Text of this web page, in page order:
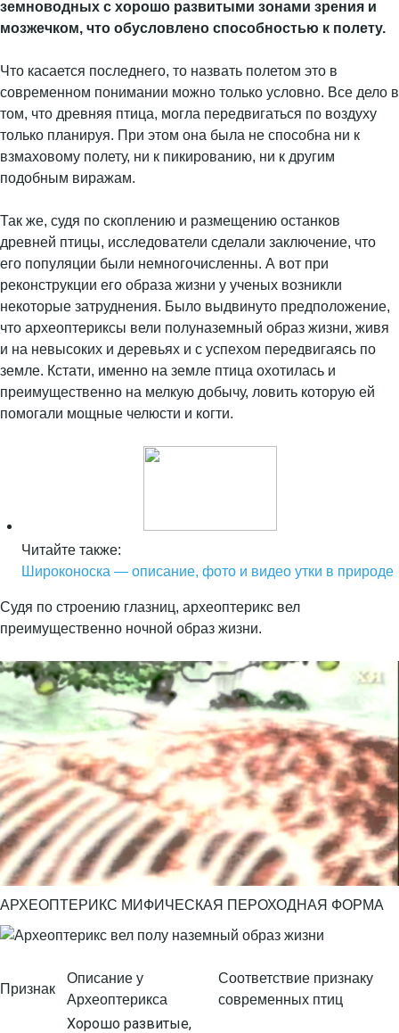
земноводных с хорошо развитыми зонами зрения и
мозжечком, что обусловлено способностью к полету.
Что касается последнего, то назвать полетом это в
современном понимании можно только условно. Все дело в
том, что древняя птица, могла передвигаться по воздуху
только планируя. При этом она была не способна ни к
взмаховому полету, ни к пикированию, ни к другим
подобным виражам.
Так же, судя по скоплению и размещению останков
древней птицы, исследователи сделали заключение, что
его популяции были немногочисленны. А вот при
реконструкции его образа жизни у ученых возникли
некоторые затруднения. Было выдвинуто предположение,
что археоптериксы вели полуназемный образ жизни, живя
и на невысоких и деревьях и с успехом передвигаясь по
земле. Кстати, именно на земле птица охотилась и
преимущественно на мелкую добычу, ловить которую ей
помогали мощные челюсти и когти.
Читайте также:
Широконоска — описание, фото и видео утки в природе
Судя по строению глазниц, археоптерикс вел
преимущественно ночной образ жизни.
АРХЕОПТЕРИКС МИФИЧЕСКАЯ ПЕРОХОДНАЯ ФОРМА
Признак
Описание у
Археоптерикса
Соответствие признаку
современных птиц
Хорошо развитые,